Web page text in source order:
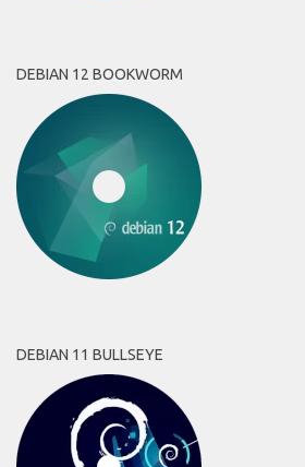
DEBIAN 12 BOOKWORM
DEBIAN 11 BULLSEYE